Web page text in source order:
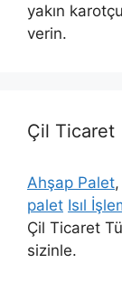
yakın
verin.
Çil Ticaret
Ahşap Palet,
palet Isıl
Çil Ticaret
sizinle.